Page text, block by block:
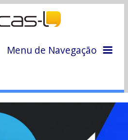
Menu de Navegação